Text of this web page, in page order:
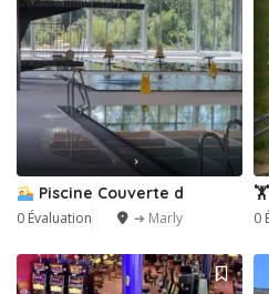
Piscine Couverte d
0 Évaluation ➔ Marly
🏋️
0